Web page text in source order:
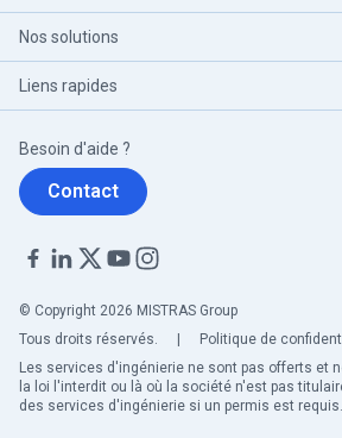
Nos solutions
Liens rapides
Besoin d'aide ?
Contact
© Copyright 2026 MISTRAS Group
Tous droits réservés.
Politique de
Les services d'ingénierie ne sont pas offerts et
la loi l'interdit ou là où la société n'est pas
des services d'ingénierie si un permis est requis.